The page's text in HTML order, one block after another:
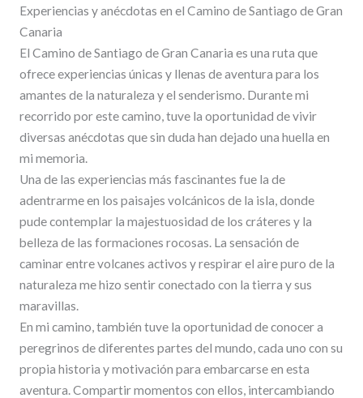
Experiencias y anécdotas en el Camino de Santiago de Gran
Canaria
El Camino de Santiago de Gran Canaria es una ruta que
ofrece experiencias únicas y llenas de aventura para los
amantes de la naturaleza y el senderismo. Durante mi
recorrido por este camino, tuve la oportunidad de vivir
diversas anécdotas que sin duda han dejado una huella en
mi memoria.
Una de las experiencias más fascinantes fue la de
adentrarme en los paisajes volcánicos de la isla, donde
pude contemplar la majestuosidad de los cráteres y la
belleza de las formaciones rocosas. La sensación de
caminar entre volcanes activos y respirar el aire puro de la
naturaleza me hizo sentir conectado con la tierra y sus
maravillas.
En mi camino, también tuve la oportunidad de conocer a
peregrinos de diferentes partes del mundo, cada uno con su
propia historia y motivación para embarcarse en esta
aventura. Compartir momentos con ellos, intercambiando